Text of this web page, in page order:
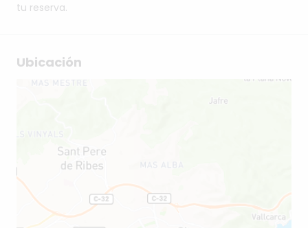
tu reserva.
Ubicación